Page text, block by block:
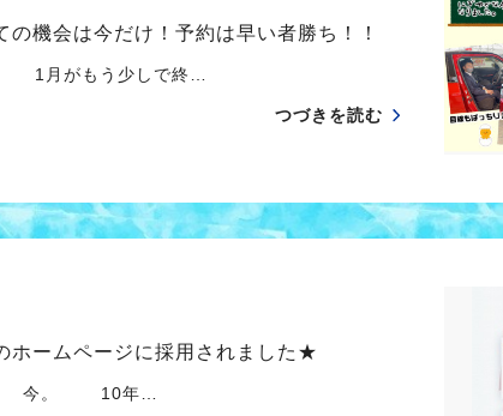
機会は今だけ！予約は早い者勝ち！！
月がもう少しで終…
つづきを読む
ホームページに採用されました★
今。 10年…